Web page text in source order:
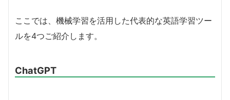
ここでは、機械学習を活用した代表的な英語学習ツー
ルを4つご紹介します。
ChatGPT